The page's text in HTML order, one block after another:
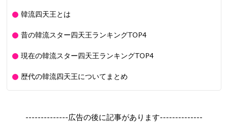
韓流四天王とは
昔の韓流スター四天王ランキングTOP4
現在の韓流スター四天王ランキングTOP4
歴代の韓流四天王についてまとめ
--------------広告の後に記事があります--------------